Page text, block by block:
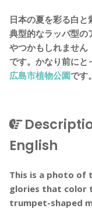
日本の夏を彩る白と
典型的なラッパ型の
やつかもしれません
です。かなり前にと
広島市植物公園です。
English
This is a photo of
glories that color
trumpet-shaped